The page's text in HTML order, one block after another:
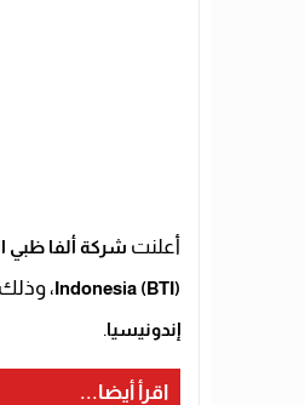
أعلنت شركة ألفا ظبي
Indonesia (BTI)،
إندونيسيا.
اقرأ أيضا...